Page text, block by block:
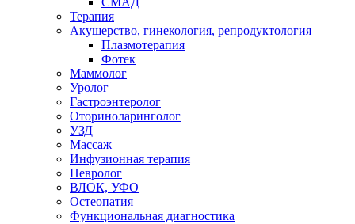
Терапия
Акушерство, гинекология, репродуктология
Плазмотерапия
Фотек
Маммолог
Уролог
Гастроэнтеролог
Оториноларинголог
УЗД
Массаж
Инфузионная терапия
Невролог
ВЛОК, УФО
Остеопатия
Функциональная диагностика